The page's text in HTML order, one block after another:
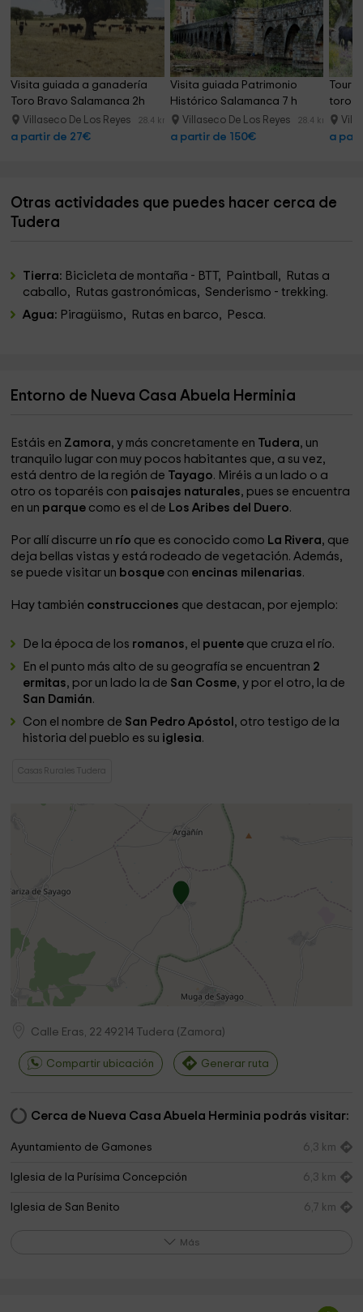
Visita guiada a ganadería
Toro Bravo Salamanca 2h
Villaseco De Los Reyes 28.4 km
a partir de 27€
Visita guiada Patrimonio
Histórico Salamanca 7 h
Villaseco De Los Reyes 28.4 km
a partir de 150€
Tour
toro
a
Otras actividades que puedes hacer cerca de
Tudera
Tierra: Bicicleta de montaña - BTT, Paintball, Rutas a
caballo, Rutas gastronómicas, Senderismo - trekking.
Agua: Piragüismo, Rutas en barco, Pesca.
Entorno de Nueva Casa Abuela Herminia
Estáis en Zamora, y más concretamente en Tudera, un
tranquilo lugar con muy pocos habitantes que, a su vez,
está dentro de la región de Tayago. Miréis a un lado o a
otro os toparéis con paisajes naturales, pues se encuentra
en un parque como es el de Los Aribes del Duero.
Por allí discurre un río que es conocido como La Rivera, que
deja bellas vistas y está rodeado de vegetación. Además,
se puede visitar un bosque con encinas milenarias.
Hay también construcciones que destacan, por ejemplo:
De la época de los romanos, el puente que cruza el río.
En el punto más alto de su geografía se encuentran 2
ermitas, por un lado la de San Cosme, y por el otro, la de
San Damián.
Con el nombre de San Pedro Apóstol , otro testigo de la
historia del pueblo es su iglesia.
Casas Rurales Tudera
Calle Eras, 22 49214 Tudera (Zamora)
Compartir ubicación Generar ruta
Cerca de Nueva Casa Abuela Herminia podrás visitar:
Ayuntamiento de Gamones 6,3 km
Iglesia de la Purísima Concepción 6,3 km
Iglesia de San Benito 6,7 km
Ayuntamiento De Torregamones Más